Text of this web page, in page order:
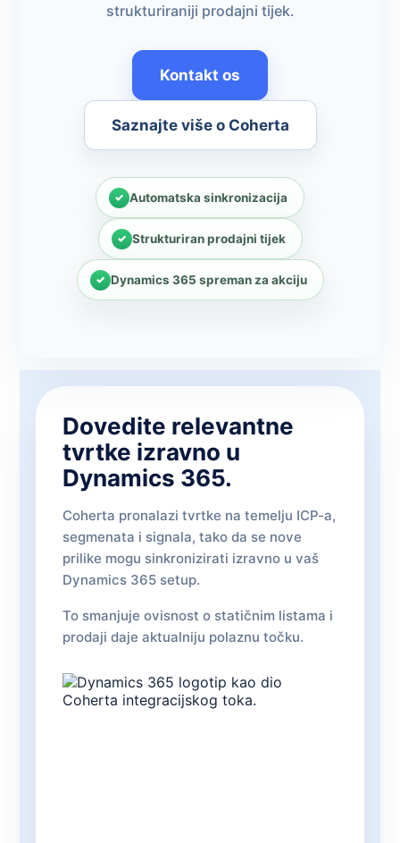
strukturiraniji prodajni tijek.
Kontakt os
Saznajte više o Coherta
Automatska sinkronizacija
Strukturiran prodajni tijek
Dynamics 365 spreman za akciju
Dovedite relevantne
tvrtke izravno u
Dynamics 365.
Coherta pronalazi tvrtke na temelju ICP-a,
segmenata i signala, tako da se nove
prilike mogu sinkronizirati izravno u vaš
Dynamics 365 setup.
To smanjuje ovisnost o statičnim listama i
prodaji daje aktualniju polaznu točku.